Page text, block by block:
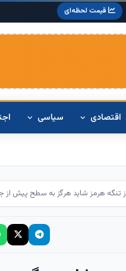
قیمت لحظه‌ای
اقتصادی سیاسی
تنگه هرمز شاید هرگز به سطح پیش از